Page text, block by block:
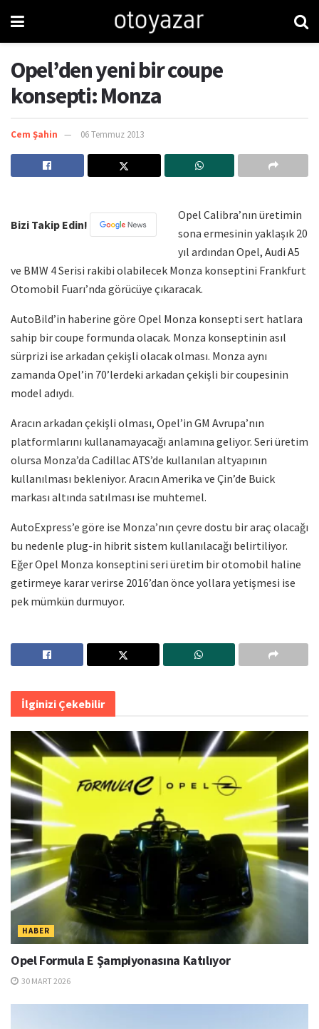
Opel’den yeni bir coupe
konsepti: Monza
Cem Şahin 06 Temmuz 2013
Bizi Takip Edin!
Opel Calibra’nın üretimin
sona ermesinin yaklaşık 20
yıl ardından Opel, Audi A5
ve BMW 4 Serisi rakibi olabilecek Monza konseptini Frankfurt
Otomobil Fuarı’nda görücüye çıkaracak.
AutoBild’in haberine göre Opel Monza konsepti sert hatlara
sahip bir coupe formunda olacak. Monza konseptinin asıl
sürprizi ise arkadan çekişli olacak olması. Monza aynı
zamanda Opel’in 70’lerdeki arkadan çekişli bir coupesinin
model adıydı.
Aracın arkadan çekişli olması, Opel’in GM Avrupa’nın
platformlarını kullanamayacağı anlamına geliyor. Seri üretim
olursa Monza’da Cadillac ATS’de kullanılan altyapının
kullanılması bekleniyor. Aracın Amerika ve Çin’de Buick
markası altında satılması ise muhtemel.
AutoExpress’e göre ise Monza’nın çevre dostu bir araç olacağı
bu nedenle plug-in hibrit sistem kullanılacağı belirtiliyor.
Eğer Opel Monza konseptini seri üretim bir otomobil haline
getirmeye karar verirse 2016’dan önce yollara yetişmesi ise
pek mümkün durmuyor.
İlginizi Çekebilir
HABER
Opel Formula E Şampiyonasına Katılıyor
30 MART 2026